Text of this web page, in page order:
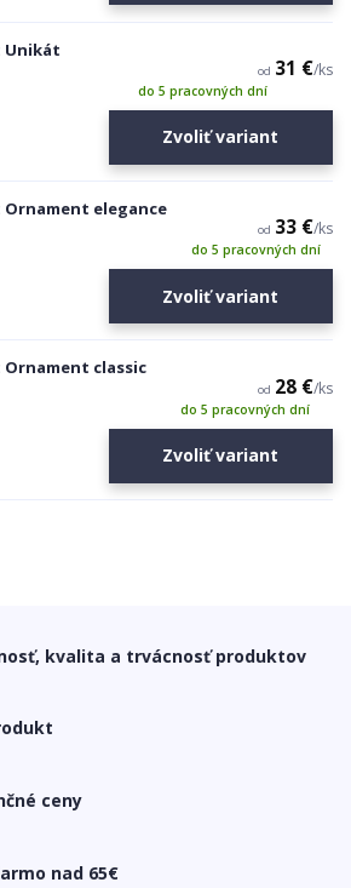
Unikát
od 31 €/ks
do 5 pracovných dní
Zvoliť variant
Ornament elegance
od 33 €/ks
do 5 pracovných dní
Zvoliť variant
Ornament classic
od 28 €/ks
do 5 pracovných dní
Zvoliť variant
kvalita a trvácnosť produktov
ceny
nad 65€